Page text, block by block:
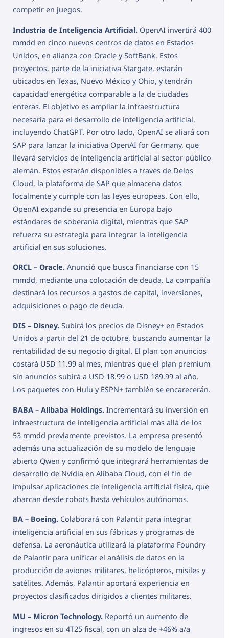
competir en juegos.
Industria de Inteligencia Artificial. OpenAI invertirá 400
mmdd en cinco nuevos centros de datos en Estados
Unidos, en alianza con Oracle y SoftBank. Estos
proyectos, parte de la iniciativa Stargate, estarán
ubicados en Texas, Nuevo México y Ohio, y tendrán
capacidad energética comparable a la de ciudades
enteras. El objetivo es ampliar la infraestructura
necesaria para el desarrollo de inteligencia artificial,
incluyendo ChatGPT. Por otro lado, OpenAI se aliará con
SAP para lanzar la iniciativa OpenAI for Germany, que
llevará servicios de inteligencia artificial al sector público
alemán. Estos estarán disponibles a través de Delos
Cloud, la plataforma de SAP que almacena datos
localmente y cumple con las leyes europeas. Con ello,
OpenAI expande su presencia en Europa bajo
estándares de soberanía digital, mientras que SAP
refuerza su estrategia para integrar la inteligencia
artificial en sus soluciones.
ORCL – Oracle. Anunció que busca financiarse con 15
mmdd, mediante una colocación de deuda. La compañía
destinará los recursos a gastos de capital, inversiones,
adquisiciones o pago de deuda.
DIS – Disney. Subirá los precios de Disney+ en Estados
Unidos a partir del 21 de octubre, buscando aumentar la
rentabilidad de su negocio digital. El plan con anuncios
costará USD 11.99 al mes, mientras que el plan premium
sin anuncios subirá a USD 18.99 o USD 189.99 al año.
Los paquetes con Hulu y ESPN+ también se encarecerán.
BABA – Alibaba Holdings. Incrementará su inversión en
infraestructura de inteligencia artificial más allá de los
53 mmdd previamente previstos. La empresa presentó
además una actualización de su modelo de lenguaje
abierto Qwen y confirmó que integrará herramientas de
desarrollo de Nvidia en Alibaba Cloud, con el fin de
impulsar aplicaciones de inteligencia artificial física, que
abarcan desde robots hasta vehículos autónomos.
BA – Boeing. Colaborará con Palantir para integrar
inteligencia artificial en sus fábricas y programas de
defensa. La aeronáutica utilizará la plataforma Foundry
de Palantir para unificar el análisis de datos en la
producción de aviones militares, helicópteros, misiles y
satélites. Además, Palantir aportará experiencia en
proyectos clasificados dirigidos a clientes militares.
MU – Micron Technology. Reportó un aumento de
ingresos en su 4T25 fiscal, con un alza de +46% a/a